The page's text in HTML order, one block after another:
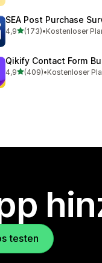
SEA Post Purchase
4,9von 5 Sternen
(173)
173 Rezensionen
•Kostenloser
Qikify Contact Form
4,9von 5 Sternen
(409)
409 Rezensionen
•Kostenloser
testen